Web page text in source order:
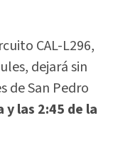
CAL-L296,
dejará sin
de San Pedro
y las 2:45 de la